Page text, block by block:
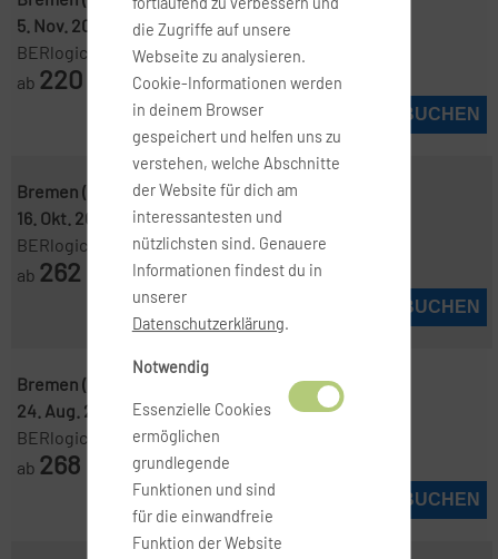
5. Nov. 2026
8. Nov. 2026
BERlogic
ab 220
JETZT BUCHEN
Bremen ( BRE )-Oslo ( OSL )
16. Okt. 2026
19. Okt. 2026
BERlogic
ab 262
JETZT BUCHEN
Bremen ( BRE )
Oslo ( OSL )
24. Aug. 2026
-28. Aug. 2026
BERlogic
ab 268
JETZT BUCHEN
die Zugriffe auf unsere
Webseite zu analysieren.
Cookie-Informationen werden
in deinem Browser
gespeichert und helfen uns zu
verstehen, welche Abschnitte
der Website für dich am
interessantesten und
nützlichsten sind. Genauere
Informationen findest du in
unserer
Datenschutzerklärung.
Notwendig
Essenzielle Cookies
ermöglichen
grundlegende
Funktionen und sind
für die einwandfreie
Funktion der Website